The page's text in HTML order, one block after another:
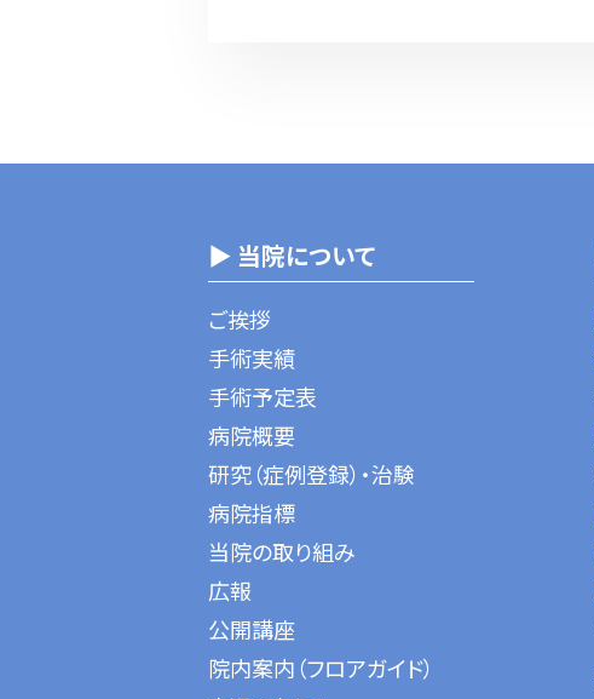
▶ 当院について
ご挨拶
手術実績
手術予定表
病院概要
研究（症例登録）・治験
病院指標
当院の取り組み
広報
公開講座
院内案内（フロアガイド）